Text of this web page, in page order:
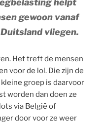
helpt
gewoon vanaf
vliegen.
Het treft de mensen
voor de lol. Die zijn de
groep is daarvoor
worden dan doen ze
via België of
door voor ze weer